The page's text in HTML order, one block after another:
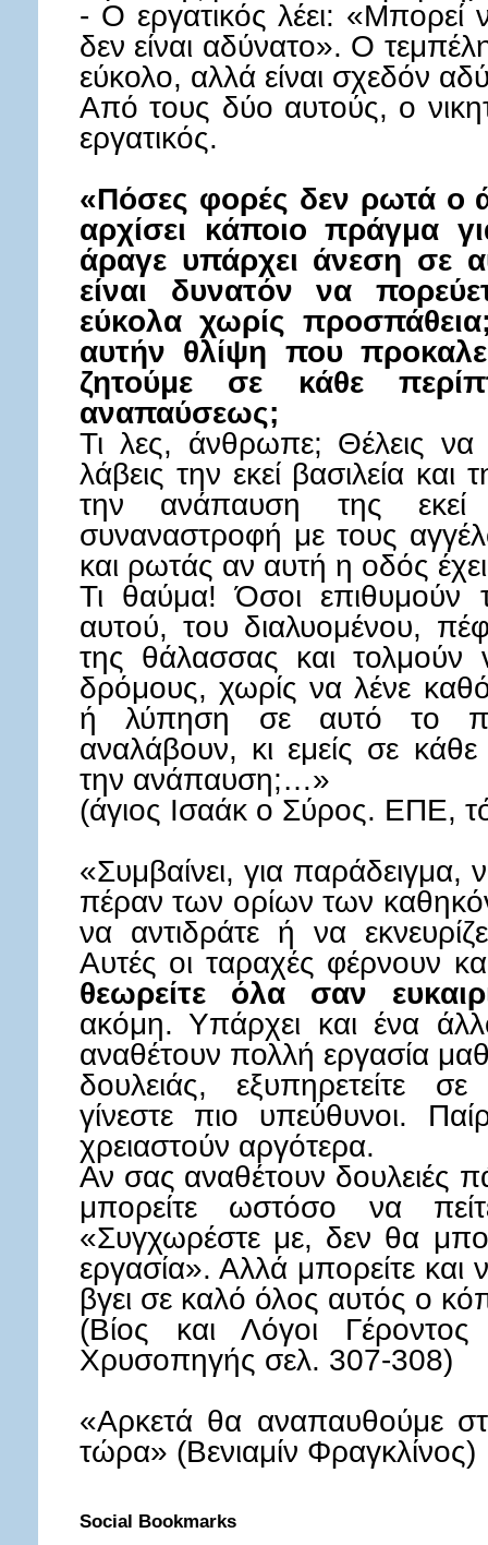
- Ο εργατικός λέει: «Μπορεί
δεν είναι αδύνατο». Ο
εύκολο, αλλά είναι σχεδόν
Από τους δύο αυτούς, ο
εργατικός.
«Πόσες φορές δεν ρωτά ο
αρχίσει κάποιο πράγμα
άραγε υπάρχει άνεση
είναι δυνατόν να
εύκολα χωρίς
αυτήν θλίψη που
ζητούμε σε κάθε
αναπαύσεως;
Τι λες, άνθρωπε; Θέλεις
λάβεις την εκεί βασιλεία
την ανάπαυση της εκεί
συναναστροφή με τους
και ρωτάς αν αυτή η οδός
Τι θαύμα! Όσοι επιθυμούν
αυτού, του διαλυομένου,
της θάλασσας και τολμούν
δρόμους, χωρίς να λένε
ή λύπηση σε αυτό το
αναλάβουν, κι εμείς σε
την ανάπαυση;…»
(άγιος Ισαάκ ο Σύρος. ΕΠΕ,
«Συμβαίνει, για παράδειγμα,
πέραν των ορίων των
να αντιδράτε ή να
Αυτές οι ταραχές φέρνουν
θεωρείτε όλα σαν
ακόμη. Υπάρχει και ένα
αναθέτουν πολλή εργασία
δουλειάς, εξυπηρετείτε σε
γίνεστε πιο υπεύθυνοι.
χρειαστούν αργότερα.
Αν σας αναθέτουν δουλειές
μπορείτε ωστόσο να
«Συγχωρέστε με, δεν θα
εργασία». Αλλά μπορείτε και
βγει σε καλό όλος αυτός ο
(Βίος και Λόγοι
Χρυσοπηγής σελ. 307-308)
«Αρκετά θα αναπαυθούμε
τώρα» (Βενιαμίν Φραγκλίνος)
Social Bookmarks